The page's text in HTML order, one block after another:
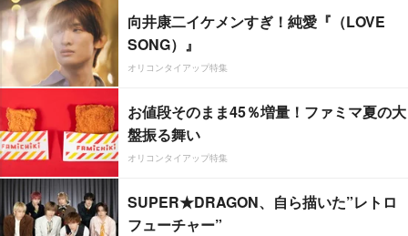
向井康二イケメンすぎ！純愛『（LOVE
SONG）』
オリコンタイアップ特集
お値段そのまま45％増量！ファミマ夏の大
盤振る舞い
オリコンタイアップ特集
SUPER★DRAGON、自ら描いた”レトロ
フューチャー”